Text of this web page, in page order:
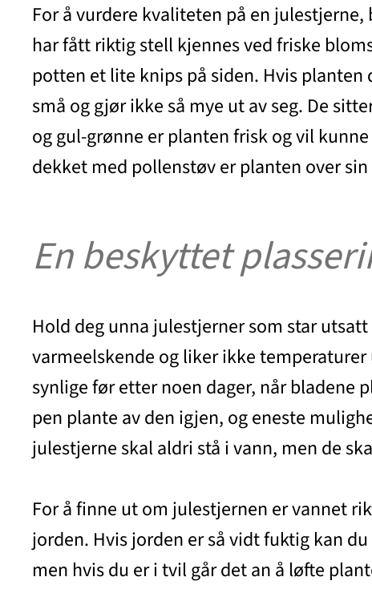
For å vurdere kvaliteten på en
har fått riktig stell kjennes ved friske
potten et lite knips på siden. Hvis
små og gjør ikke så mye ut av seg. De
og gul-grønne er planten frisk og vil
dekket med pollenstøv er planten over
En beskyttet
Hold deg unna julestjerner som star
varmeelskende og liker ikke
synlige før etter noen dager, når bladene
pen plante av den igjen, og eneste
julestjerne skal aldri stå i vann, men de
For å finne ut om julestjernen er vannet
jorden. Hvis jorden er så vidt fuktig kan
men hvis du er i tvil går det an å løfte